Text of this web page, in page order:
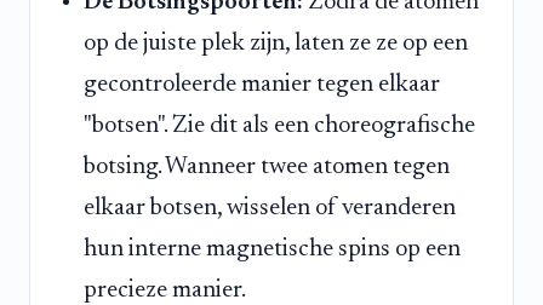
op de juiste plek zijn, laten ze ze op een
gecontroleerde manier tegen elkaar
"botsen". Zie dit als een choreografische
botsing. Wanneer twee atomen tegen
elkaar botsen, wisselen of veranderen
hun interne magnetische spins op een
precieze manier.